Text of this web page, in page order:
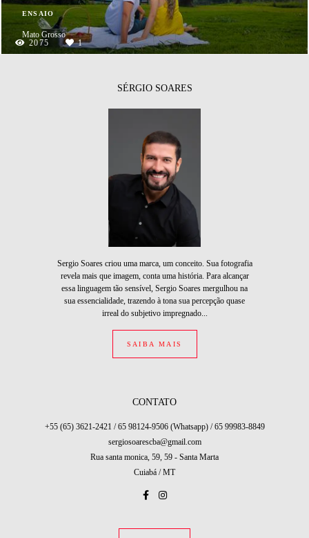
ENSAIO
Mato Grosso
2075
1
SÉRGIO SOARES
Sergio Soares criou uma marca, um conceito. Sua fotografia
revela mais que imagem, conta uma história. Para alcançar
essa linguagem tão sensível, Sergio Soares mergulhou na
sua essencialidade, trazendo à tona sua percepção quase
irreal do subjetivo impregnado...
SAIBA MAIS
CONTATO
+55 (65) 3621-2421 / 65 98124-9506 (Whatsapp) / 65 99983-8849
sergiosoarescba@gmail.com
Rua santa monica, 59, 59 - Santa Marta
Cuiabá / MT